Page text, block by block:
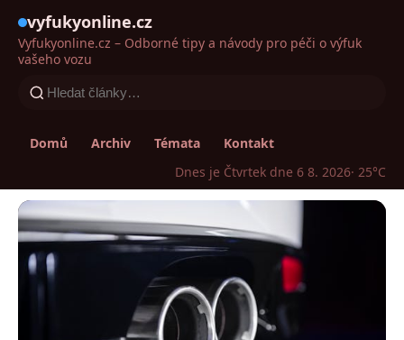
vyfukyonline.cz
Vyfukyonline.cz – Odborné tipy a návody pro péči o výfuk
vašeho vozu
Domů Archiv Témata
Kontakt
Dnes je Čtvrtek dne 6 8. 2026· 25°C